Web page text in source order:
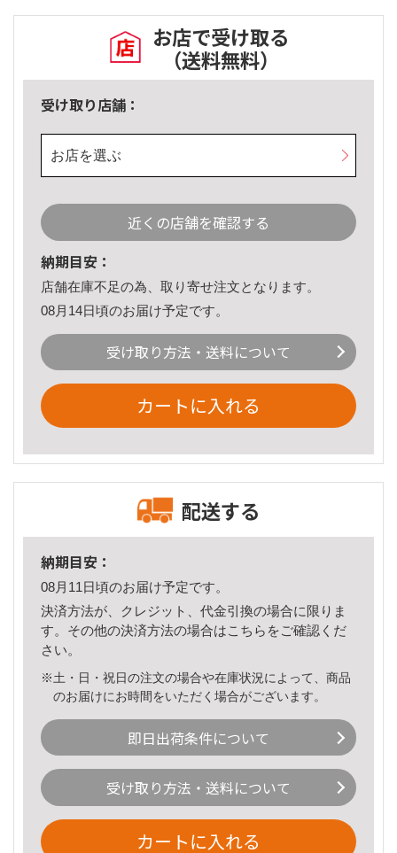
お店で受け取る
（送料無料）
受け取り店舗：
お店を選ぶ
近くの店舗を確認する
納期目安：
店舗在庫不足の為、取り寄せ注文となります。
08月14日頃のお届け予定です。
受け取り方法・送料について
カートに入れる
配送する
納期目安：
08月11日頃のお届け予定です。
決済方法が、クレジット、代金引換の場合に限りま
す。その他の決済方法の場合はこちら をご確認くだ
さい。
※土・日・祝日の注文の場合や在庫状況によって、商品
のお届けにお時間をいただく場合がございます。
即日出荷条件について
受け取り方法・送料について
カートに入れる